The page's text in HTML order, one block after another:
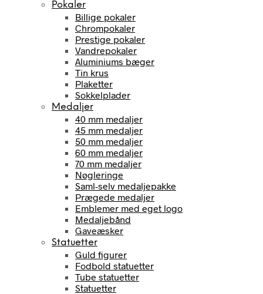
Pokaler
Billige pokaler
Chrompokaler
Prestige pokaler
Vandrepokaler
Aluminiums bæger
Tin krus
Plaketter
Sokkelplader
Medaljer
40 mm medaljer
45 mm medaljer
50 mm medaljer
60 mm medaljer
70 mm medaljer
Nøgleringe
Saml-selv medaljepakke
Prægede medaljer
Emblemer med eget logo
Medaljebånd
Gaveæsker
Statuetter
Guld figurer
Fodbold statuetter
Tube statuetter
Statuetter